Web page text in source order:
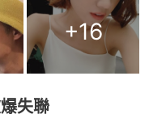
+16
失聯